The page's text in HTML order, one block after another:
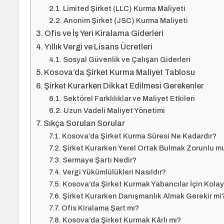
Limited Şirket (LLC) Kurma Maliyeti
Anonim Şirket (JSC) Kurma Maliyeti
Ofis ve İş Yeri Kiralama Giderleri
Yıllık Vergi ve Lisans Ücretleri
Sosyal Güvenlik ve Çalışan Giderleri
Kosova’da Şirket Kurma Maliyet Tablosu
Şirket Kurarken Dikkat Edilmesi Gerekenler
Sektörel Farklılıklar ve Maliyet Etkileri
Uzun Vadeli Maliyet Yönetimi
Sıkça Sorulan Sorular
Kosova’da Şirket Kurma Süresi Ne Kadardır?
Şirket Kurarken Yerel Ortak Bulmak Zorunlu
Sermaye Şartı Nedir?
Vergi Yükümlülükleri Nasıldır?
Kosova’da Şirket Kurmak Yabancılar İçin Kolay
Şirket Kurarken Danışmanlık Almak Gerekir
Ofis Kiralama Şart mı?
Kosova’da Şirket Kurmak Kârlı mı?